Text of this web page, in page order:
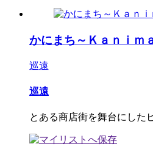
かにまち～Ｋａｎｉｍ
巡遠
巡遠
とある商店街を舞台にした